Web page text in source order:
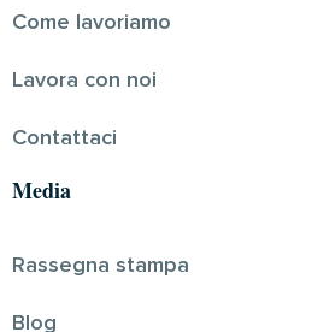
Come lavoriamo
Lavora con noi
Contattaci
Media
Rassegna stampa
Blog